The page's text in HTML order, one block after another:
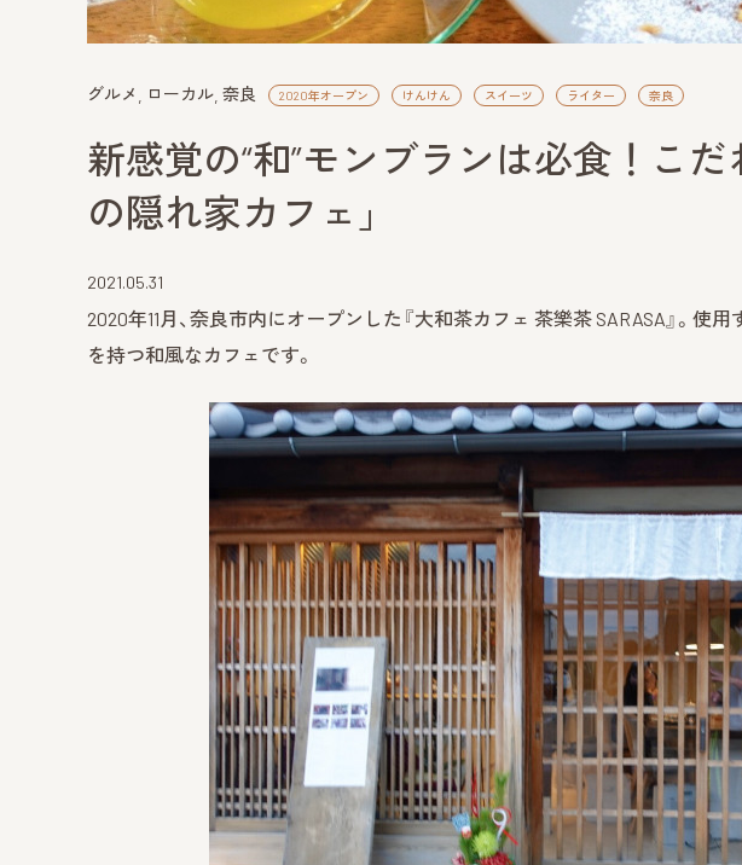
グルメ ローカル 奈良 2020年オープン けんけん スイーツ ライター 奈良
新感覚の“和”モンブランは必食！こ
の隠れ家カフェ」
2021.05.31
2020年11月、奈良市内にオープンした『大和茶カフェ 茶樂茶 SARASA』。使
を持つ和風なカフェです。